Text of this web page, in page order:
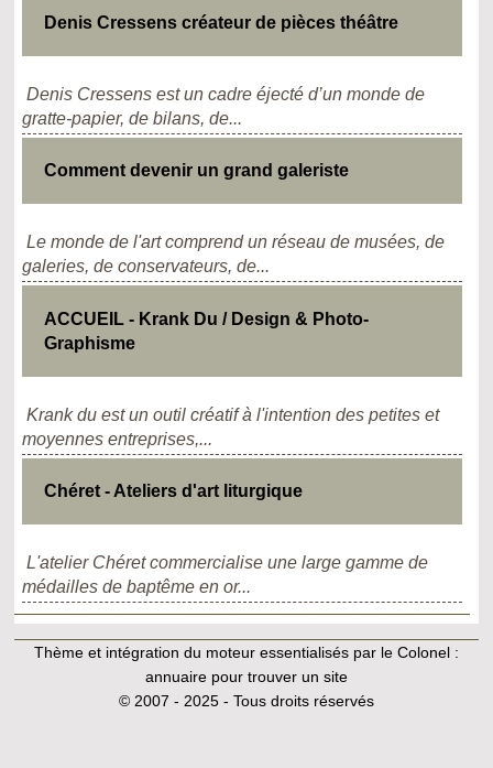
Denis Cressens créateur de pièces théâtre
Denis Cressens est un cadre éjecté d’un monde de
gratte-papier, de bilans, de...
Comment devenir un grand galeriste
Le monde de l'art comprend un réseau de musées, de
galeries, de conservateurs, de...
ACCUEIL - Krank Du / Design & Photo-
Graphisme
Krank du est un outil créatif à l'intention des petites et
moyennes entreprises,...
Chéret - Ateliers d'art liturgique
L'atelier Chéret commercialise une large gamme de
médailles de baptême en or...
Thème et intégration du moteur essentialisés par le Colonel :
annuaire pour trouver un site
© 2007 - 2025 - Tous droits réservés